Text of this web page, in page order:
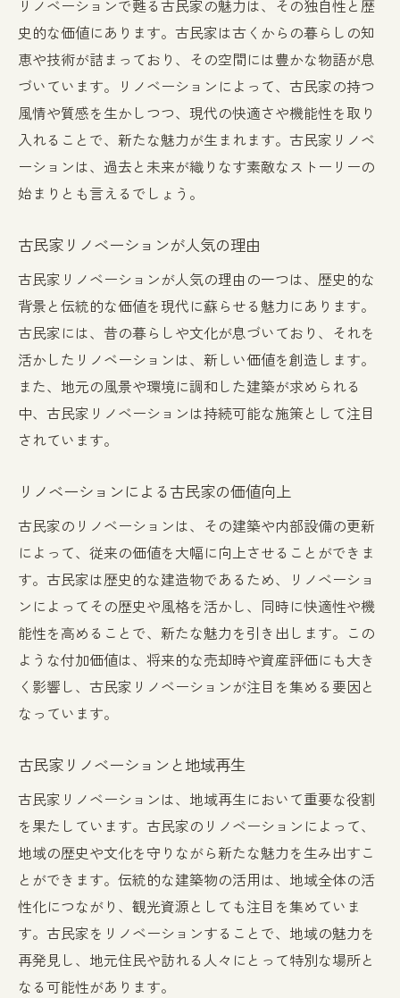
成功した古民家リノベーションの共通点
リノベーション事例から学ぶポイント
古民家リノベーションのビフォーアフター
古民家リノベーション成功事例のインタビ
ュー
風情を活かしたリノベーションのアイデア
古民家リノベーションで残すべき要素
歴史と調和した現代のデザイン
古民家リノベーションで残る伝統の美しさ
古民家リノベーションで再現する昔の暮ら
し
住みやすさを追求したリノベーションアイデア
古民家リノベーションで実現する快適な生
古民家リノベーションのバリアフリー化
エコ住宅としての古民家リノベーション
最新設備を取り入れた古民家の改修例
住みやすさにこだわるリノベーションポイ
ント
リノベーションで実現する個性的な空間づくり
古民家リノベーションで作る個性的な空間
ア
独自のデザインを取り入れた古民家改修
古民家リノベーションで生まれる新しい価
値
リノベーションで実現する唯一無二の空間
個性が光る古民家リノベーションの成功例
リノベーションで古民家を最適な住まいに変え
る方法
リノベーションで甦る古民家の魅力は、その独自性と歴
史的な価値にあります。古民家は古くからの暮らしの知
恵や技術が詰まっており、その空間には豊かな物語が息
づいています。リノベーションによって、古民家の持つ
風情や質感を生かしつつ、現代の快適さや機能性を取り
入れることで、新たな魅力が生まれます。古民家リノベ
ーションは、過去と未来が織りなす素敵なストーリーの
始まりとも言えるでしょう。
古民家リノベーションが人気の理由
古民家リノベーションが人気の理由の一つは、歴史的な
背景と伝統的な価値を現代に蘇らせる魅力にあります。
古民家には、昔の暮らしや文化が息づいており、それを
活かしたリノベーションは、新しい価値を創造します。
また、地元の風景や環境に調和した建築が求められる
中、古民家リノベーションは持続可能な施策として注目
されています。
リノベーションによる古民家の価値向上
古民家のリノベーションは、その建築や内部設備の更新
によって、従来の価値を大幅に向上させることができま
す。古民家は歴史的な建造物であるため、リノベーショ
ンによってその歴史や風格を活かし、同時に快適性や機
能性を高めることで、新たな魅力を引き出します。この
ような付加価値は、将来的な売却時や資産評価にも大き
く影響し、古民家リノベーションが注目を集める要因と
なっています。
古民家リノベーションと地域再生
古民家リノベーションは、地域再生において重要な役割
を果たしています。古民家のリノベーションによって、
地域の歴史や文化を守りながら新たな魅力を生み出すこ
とができます。伝統的な建築物の活用は、地域全体の活
性化につながり、観光資源としても注目を集めていま
す。古民家をリノベーションすることで、地域の魅力を
再発見し、地元住民や訪れる人々にとって特別な場所と
なる可能性があります。